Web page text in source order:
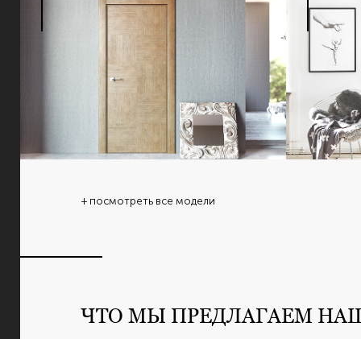
+ посмотреть все модели
ЧТО МЫ ПРЕДЛАГАЕМ